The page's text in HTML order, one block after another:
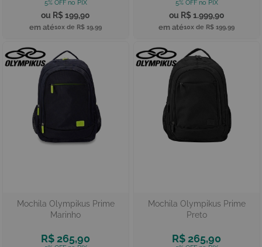
R$ 199,90
10x de R$ 19,99
R$ 1.999,90
10x de R$ 199,99
Mochila Olympikus Prime
Marinho
R$ 265,90
Mochila Olympikus Prime
Preto
R$ 265,90